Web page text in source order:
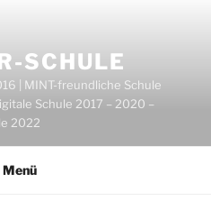
SCHULE
| MINT-freundliche Schule
Schule 2017 – 2020 –
2022
Menü